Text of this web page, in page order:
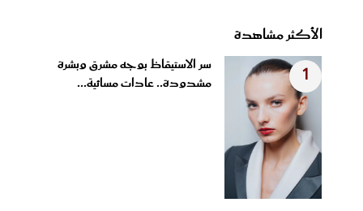
الأكثر مشاهدة
1
سر الاستيقاظ بوجه مشرق وبشرة
مشدودة.. عادات مسائية...